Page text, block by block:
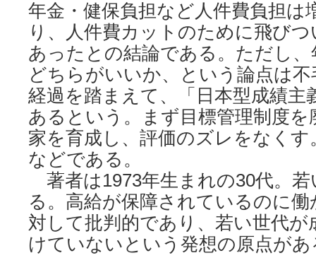
年金・健保負担など人件費負担は
り、人件費カットのために飛び
あったとの結論である。ただし
どちらがいいか、という論点は
経過を踏まえて、「日本型成績主
あるという。まず目標管理制度を
家を育成し、評価のズレをなく
などである。
著者は1973年生まれの30代。若
る。高給が保障されているのに
対して批判的であり、若い世代が
けていないという発想の原点が